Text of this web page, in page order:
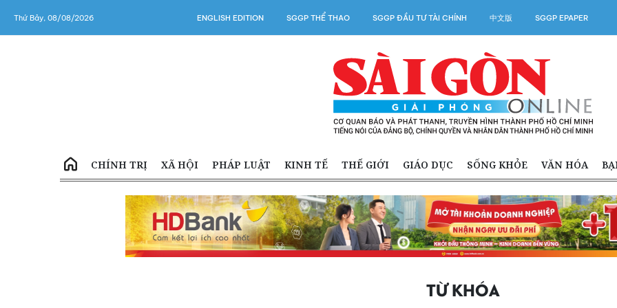
Thứ Bảy, 08/08/2026 ENGLISH EDITION SGGP THỂ THAO SGGP ĐẦU TƯ TÀI CHÍNH 中文版 SGGP EPAPER
CHÍNH TRỊ XÃ HỘI PHÁP LUẬT KINH TẾ THẾ GIỚI GIÁO DỤC SỐNG KHỎE VĂN HÓA
TỪ KHÓA